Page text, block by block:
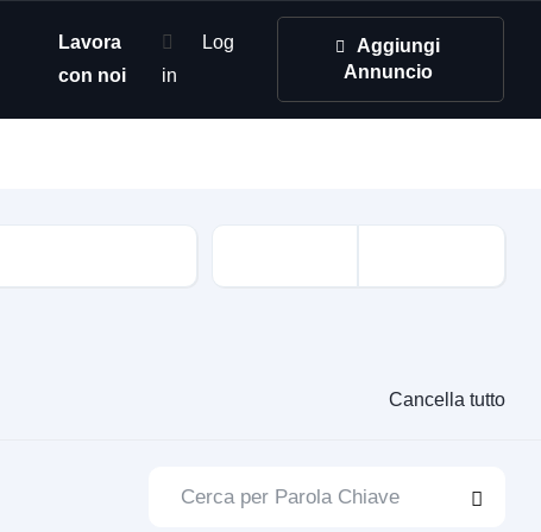
Lavora
con noi
Log
in
Aggiungi
Annuncio
Cancella tutto